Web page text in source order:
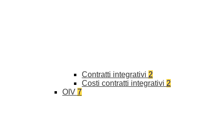
Contratti integrativi 2
Costi contratti integrativi 2
OIV 7